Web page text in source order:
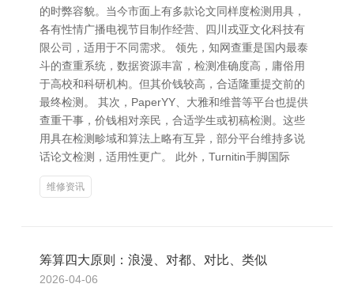
的时弊容貌。当今市面上有多款论文同样度检测用具，
各有性情广播电视节目制作经营、四川戎亚文化科技有
限公司，适用于不同需求。 领先，知网查重是国内最泰
斗的查重系统，数据资源丰富，检测准确度高，庸俗用
于高校和科研机构。但其价钱较高，合适隆重提交前的
最终检测。 其次，PaperYY、大雅和维普等平台也提供
查重干事，价钱相对亲民，合适学生或初稿检测。这些
用具在检测畛域和算法上略有互异，部分平台维持多说
话论文检测，适用性更广。 此外，Turnitin手脚国际
维修资讯
筹算四大原则：浪漫、对都、对比、类似
2026-04-06